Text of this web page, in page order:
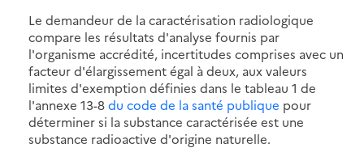
Le demandeur de la caractérisation radiologique
compare les résultats d'analyse fournis par
l'organisme accrédité, incertitudes comprises avec un
facteur d'élargissement égal à deux, aux valeurs
limites d'exemption définies dans le tableau 1 de
l'annexe 13-8du code de la santé publique pour
déterminer si la substance caractérisée est une
substance radioactive d'origine naturelle.